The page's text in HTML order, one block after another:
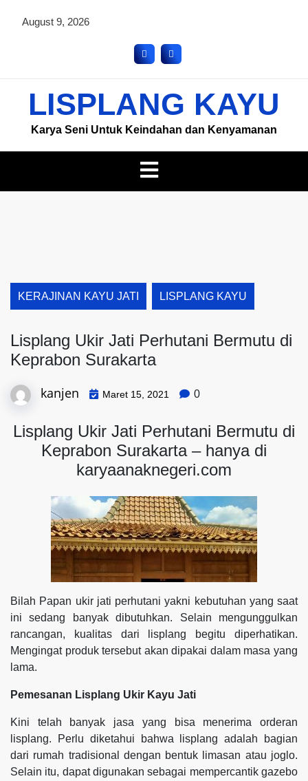
August 9, 2026
LISPLANG KAYU
Karya Seni Untuk Keindahan dan Kenyamanan
KERAJINAN KAYU JATI LISPLANG KAYU
Lisplang Ukir Jati Perhutani Bermutu di
Keprabon Surakarta
kanjen Maret 15, 2021 0
Lisplang Ukir Jati Perhutani Bermutu di
Keprabon Surakarta – hanya di
karyaanaknegeri.com
Bilah Papan ukir jati perhutani yakni kebutuhan yang saat
ini sedang banyak dibutuhkan. Selain mengunggulkan
rancangan, kualitas dari lisplang begitu diperhatikan.
Mengingat produk tersebut akan dipakai dalam masa yang
lama.
Pemesanan Lisplang Ukir Kayu Jati
Kini telah banyak jasa yang bisa menerima orderan
lisplang. Perlu diketahui bahwa lisplang adalah bagian
dari rumah tradisional dengan bentuk limasan atau joglo.
Selain itu, dapat digunakan sebagai mempercantik gazebo